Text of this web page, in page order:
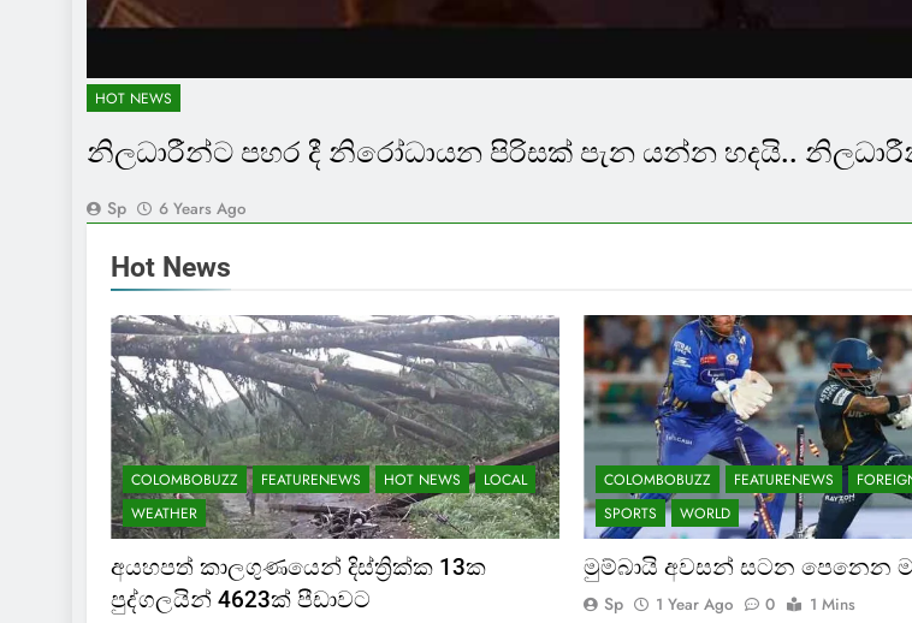
HOT NEWS
නිලධාරීන්ට පහර දී නිරෝධායන පිරිසක් පැන යන්න හදයි..
Sp 6 Years Ago
Hot News
COLOMBOBUZZ FEATURENEWS HOT NEWS
LOCAL
WEATHER
අයහපත් කාලගුණයෙන් දිස්ත්‍රික්ක 13ක
පුද්ගලයින් 4623ක් පීඩාවට
COLOMBOBUZZ FEATURENEWS
SPORTS
WORLD
මුම්බායි අවසන් සටන පෙනෙන
Sp 1 Year Ago 0 1 Mins